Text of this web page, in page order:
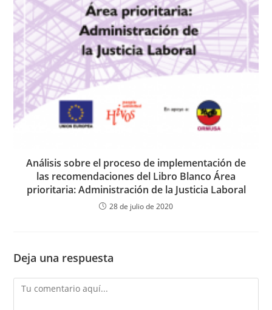
Análisis sobre el proceso de implementación de
las recomendaciones del Libro Blanco Área
prioritaria: Administración de la Justicia Laboral
28 de julio de 2020
Deja una respuesta
Comentario